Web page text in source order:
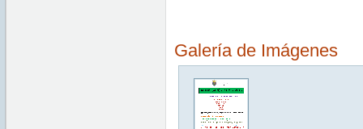
Galería de Imágenes